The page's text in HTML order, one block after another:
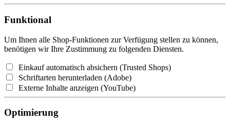
Funktional
Um Ihnen alle Shop-Funktionen zur Verfügung stellen zu können,
benötigen wir Ihre Zustimmung zu folgenden Diensten.
Einkauf automatisch absichern (Trusted Shops)
Schriftarten herunterladen (Adobe)
Externe Inhalte anzeigen (YouTube)
Optimierung